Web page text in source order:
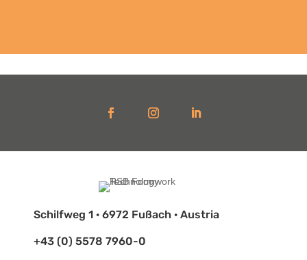
Schilfweg 1 · 6972 Fußach · Austria
+43 (0) 5578 7960-0